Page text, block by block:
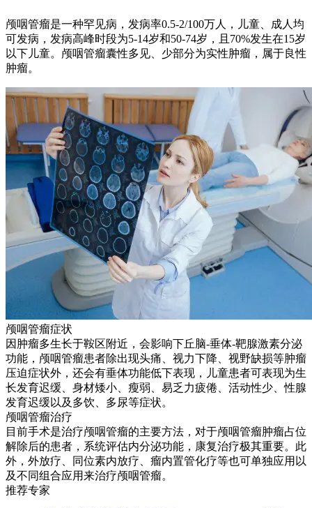
颅咽管瘤是一种罕见病，发病率0.5-2/100万人，儿童、成人均
可发病，发病高峰时段为5-14岁和50-74岁，且70%发生在15岁
以下儿童。颅咽管瘤囊性多见、少部分为实性肿瘤，属于良性
肿瘤。
颅咽管瘤症状
因肿瘤多生长于鞍区附近，会影响下丘脑-垂体-靶腺激素分泌
功能，颅咽管瘤患者除出现头痛、视力下降、视野缺损等肿瘤
压迫症状外，还会有垂体功能低下表现，儿童患者可表现为生
长发育迟缓、身材矮小、瘦弱、易乏力疲倦、活动性少、性腺
发育迟缓以及多饮、多尿等症状。
颅咽管瘤治疗
目前手术是治疗颅咽管瘤的主要方法，对于颅咽管瘤肿瘤占位
解除后的患者，系统评估内分泌功能，康复治疗极其重要。此
外，外放疗、同位素内放疗、瘤内置管化疗等也可单独应用以
及不同组合应用来治疗颅咽管瘤。
推荐专家